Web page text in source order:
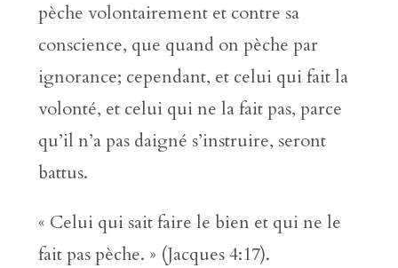
pèche volontairement et contre sa
conscience, que quand on pèche par
ignorance; cependant, et celui qui fait la
volonté, et celui qui ne la fait pas, parce
qu’il n’a pas daigné s’instruire, seront
battus.
« Celui qui sait faire le bien et qui ne le
fait pas pèche. » (Jacques 4:17).